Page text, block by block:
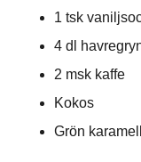
1 tsk
4 dl
2 msk kaffe
Kokos
Grön